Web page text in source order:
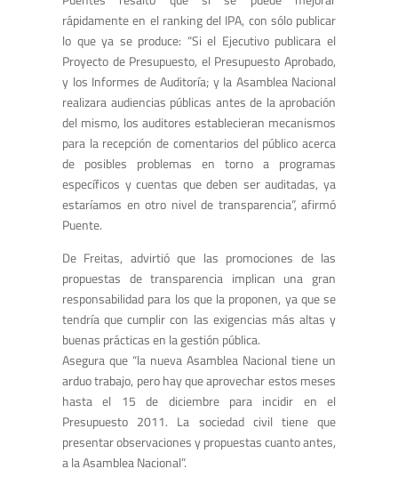
rápidamente en el ranking del IPA, con sólo publicar
lo que ya se produce: “Si el Ejecutivo publicara el
Proyecto de Presupuesto, el Presupuesto Aprobado,
y los Informes de Auditoría; y la Asamblea Nacional
realizara audiencias públicas antes de la aprobación
del mismo, los auditores establecieran mecanismos
para la recepción de comentarios del público acerca
de posibles problemas en torno a programas
específicos y cuentas que deben ser auditadas, ya
estaríamos en otro nivel de transparencia”, afirmó
Puente.
De Freitas, advirtió que las promociones de las
propuestas de transparencia implican una gran
responsabilidad para los que la proponen, ya que se
tendría que cumplir con las exigencias más altas y
buenas prácticas en la gestión pública.
Asegura que “la nueva Asamblea Nacional tiene un
arduo trabajo, pero hay que aprovechar estos meses
hasta el 15 de diciembre para incidir en el
Presupuesto 2011. La sociedad civil tiene que
presentar observaciones y propuestas cuanto antes,
a la Asamblea Nacional”.